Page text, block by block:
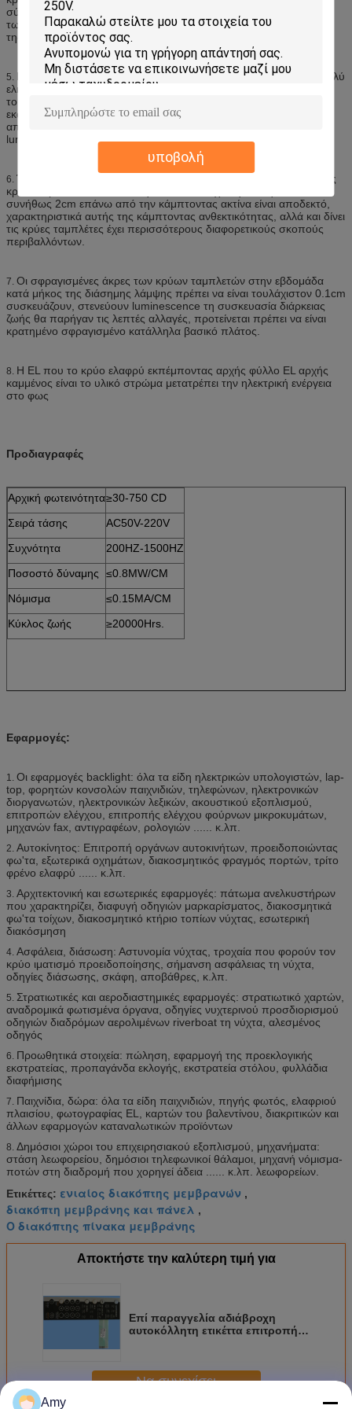
υποβολή
σύμφωνα με τις ακτίνες, της χρήσης του περιβάλλοντος, της ζωής,
των όρων κ.λπ. για το σχέδιο και την ανάπτυξη και την παραγωγή
της επαγγελματικής παραγωγής.
5. Κρύοι ελαφρύς και το πάχος των κρύων ταμπλετών έχει έναν πολύ
ελκυστικό κύριο όρο είναι ότι το βάρος του βάρους και του πάχους
του, κρύες ταμπλέτες είναι 0.1 γραμμάρια ανά τετραγωνικό
εκατοστόμετρο, και το πάχος είναι 0.2mm ~ 0.5mm, οι ειδικές
απαιτήσεις για μερικές διαταγές, το βάρος και το πάχος της
luminescent ταινίας θα ακολουθηθούν από την αλλαγή.
6. Ένα άλλο πλεονέκτημα των κρύων ταμπλετών που κάμπτουν τις
κρύες ταμπλέτες ανθεκτικότητας είναι ότι έχει την καλή ευελιξία,
συνήθως 2cm επάνω από την κάμπτοντας ακτίνα είναι αποδεκτό,
χαρακτηριστικά αυτής της κάμπτοντας ανθεκτικότητας, αλλά και δίνει
τις κρύες ταμπλέτες έχει περισσότερους διαφορετικούς σκοπούς
περιβαλλόντων.
7. Οι σφραγισμένες άκρες των κρύων ταμπλετών στην εβδομάδα
κατά μήκος της διάσημης λάμψης πρέπει να είναι τουλάχιστον 0.1cm
συσκευάζουν, στενεύουν luminescence τη συσκευασία διάρκειας
ζωής θα παρήγαν τις λεπτές αλλαγές, προτείνεται πρέπει να είναι
κρατημένο σφραγισμένο κατάλληλα βασικό πλάτος.
8. Η EL που το κρύο ελαφρύ εκπέμποντας αρχής φύλλο EL αρχής
καμμένος είναι το υλικό στρώμα μετατρέπει την ηλεκτρική ενέργεια
στο φως
Προδιαγραφές
Αρχική φωτεινότητα≥30-750 CD
Σειρά τάσης
AC50V-220V
Συχνότητα
200HZ-1500HZ
Ποσοστό δύναμης
≤0.8MW/CM
Νόμισμα
≤0.15MA/CM
Κύκλος ζωής
≥20000Hrs.
Εφαρμογές:
1. Οι εφαρμογές backlight: όλα τα είδη ηλεκτρικών υπολογιστών, lap-
top, φορητών κονσολών παιχνιδιών, τηλεφώνων, ηλεκτρονικών
διοργανωτών, ηλεκτρονικών λεξικών, ακουστικού εξοπλισμού,
επιτροπών ελέγχου, επιτροπής ελέγχου φούρνων μικροκυμάτων,
μηχανών fax, αντιγραφέων, ρολογιών ...... κ.λπ.
2. Αυτοκίνητος: Επιτροπή οργάνων αυτοκινήτων, προειδοποιώντας
φω'τα, εξωτερικά οχημάτων, διακοσμητικός φραγμός πορτών, τρίτο
φρένο ελαφρύ ...... κ.λπ.
3. Αρχιτεκτονική και εσωτερικές εφαρμογές: πάτωμα ανελκυστήρων
που χαρακτηρίζει, διαφυγή οδηγιών μαρκαρίσματος, διακοσμητικά
φω'τα τοίχων, διακοσμητικό κτήριο τοπίων νύχτας, εσωτερική
διακόσμηση
4. Ασφάλεια, διάσωση: Αστυνομία νύχτας, τροχαία που φορούν τον
κρύο ιματισμό προειδοποίησης, σήμανση ασφάλειας τη νύχτα,
οδηγίες διάσωσης, σκάφη, αποβάθρες, κ.λπ.
5. Στρατιωτικές και αεροδιαστημικές εφαρμογές: στρατιωτικό χαρτών,
αναδρομικά φωτισμένα όργανα, οδηγίες νυχτερινού προσδιορισμού
οδηγιών διαδρόμων αερολιμένων riverboat τη νύχτα, αλεσμένος
οδηγός
6. Προωθητικά στοιχεία: πώληση, εφαρμογή της προεκλογικής
εκστρατείας, προπαγάνδα εκλογής, εκστρατεία στόλου, φυλλάδια
διαφήμισης
7. Παιχνίδια, δώρα: όλα τα είδη παιχνιδιών, πηγής φωτός, ελαφριού
πλαισίου, φωτογραφίας EL, καρτών του βαλεντίνου, διακριτικών και
άλλων εφαρμογών καταναλωτικών προϊόντων
8. Δημόσιοι χώροι του επιχειρησιακού εξοπλισμού, μηχανήματα:
στάση λεωφορείου, δημόσιοι τηλεφωνικοί θάλαμοι, μηχανή νόμισμα-
ποτών στη διαδρομή που χορηγεί άδεια ...... κ.λπ. λεωφορείων.
Ετικέττες: ενιαίος διακόπτης μεμβρανών ,
διακόπτη μεμβράνης και πάνελ ,
Ο διακόπτης πίνακα μεμβράνης
Αποκτήστε την καλύτερη τιμή για
Επί παραγγελία αδιάβροχη
αυτοκόλλητη ετικέττα επιτροπής
Να συνεχίσει
Amy